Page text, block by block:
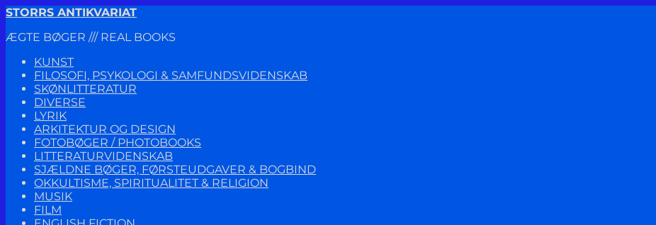
Spring
navigation
Spring
indhold
STORRS ANTIKVARIAT
ÆGTE BØGER /// REAL BOOKS
KUNST
FILOSOFI, PSYKOLOGI & SAMFUNDSVIDENSKAB
SKØNLITTERATUR
DIVERSE
LYRIK
ARKITEKTUR OG DESIGN
FOTOBØGER / PHOTOBOOKS
LITTERATURVIDENSKAB
SJÆLDNE BØGER, FØRSTEUDGAVER & BOGBIND
OKKULTISME, SPIRITUALITET & RELIGION
MUSIK
FILM